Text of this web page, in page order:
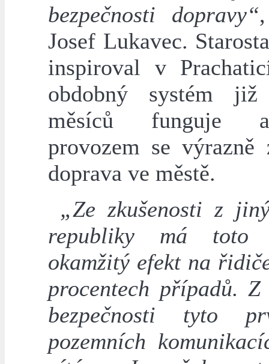
bezpečnosti dopravy“
Josef Lukavec.
inspiroval v
obdobný systém již
měsíců funguje
provozem se výrazně
doprava ve městě.
„Ze zkušenosti z
republiky má toto
okamžitý efekt na
procentech případů. Z
bezpečnosti tyto
pozemních